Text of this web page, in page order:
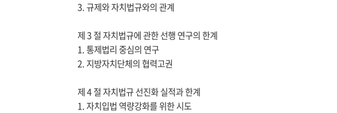
3. 규제와 자치법규와의 관계
제 3 절 자치법규에 관한 선행 연구의 한계
1. 통제법리 중심의 연구
2. 지방자치단체의 협력고권
제 4 절 자치법규 선진화 실적과 한계
1. 자치입법 역량강화를 위한 시도